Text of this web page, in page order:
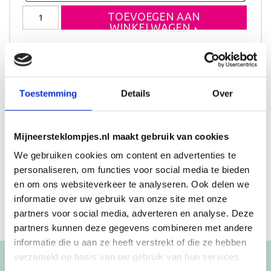
Toestemming Details Over
Mijneersteklompjes.nl maakt gebruik van cookies
We gebruiken cookies om content en advertenties te
personaliseren, om functies voor social media te bieden
en om ons websiteverkeer te analyseren. Ook delen we
informatie over uw gebruik van onze site met onze
partners voor social media, adverteren en analyse. Deze
partners kunnen deze gegevens combineren met andere
informatie die u aan ze heeft verstrekt of die ze hebben
verzameld op basis van uw gebruik van hun services.
TOEVOEGEN AAN
WINKELWAGEN
Klompje met de naam Wies